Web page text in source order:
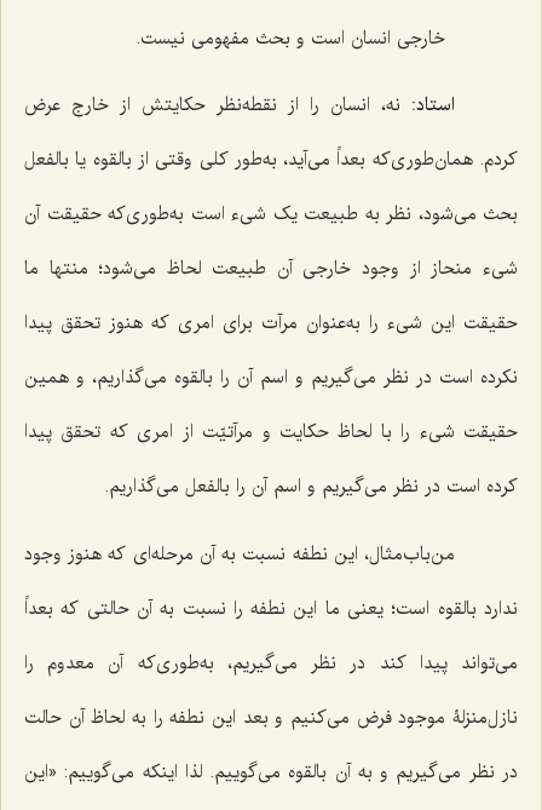
خارجی انسان است و بحث مفهومی نیست.
استاد: نه، انسان را از نقطه‌نظر حکایتش از خارج عرض
کردم. همان‌طوری‌که بعداً می‌آید، به‌طور کلی وقتی از بالقوه یا بالفعل
بحث می‌شود، نظر به طبیعت یک شیء است به‌طوری‌که حقیقت آن
شیء منحاز از وجود خارجی آن طبیعت لحاظ می‌شود؛ منتها ما
حقیقت این شیء را به‌عنوان مرآت برای امری که هنوز تحقق پیدا
نکرده است در نظر می‌گیریم و اسم آن را بالقوه می‌گذاریم، و همین
حقیقت شیء را با لحاظ حکایت و مرآتیّت از امری که تحقق پیدا
کرده است در نظر می‌گیریم و اسم آن را بالفعل می‌گذاریم.
من‌باب‌مثال، این نطفه نسبت به آن مرحله‌ای که هنوز وجود
ندارد بالقوه است؛ یعنی ما این نطفه را نسبت به آن حالتی که بعداً
می‌تواند پیدا کند در نظر می‌گیریم، به‌طوری‌که آن معدوم را
نازل‌منزلۀ موجود فرض می‌کنیم و بعد این نطفه را به لحاظ آن حالت
در نظر می‌گیریم و به آن بالقوه می‌گوییم. لذا اینکه می‌گوییم: «این